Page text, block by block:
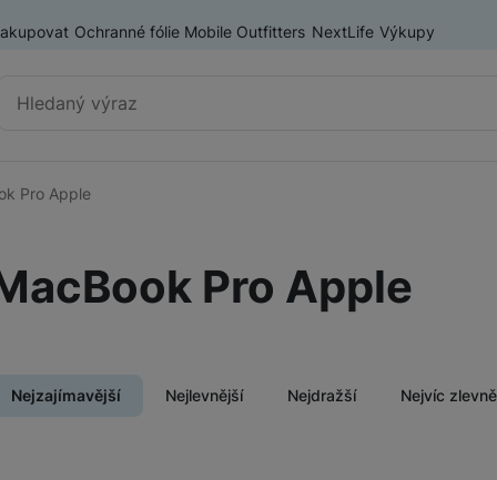
Ochranné fólie Mobile Outfitters NextLife Výkupy
Vyhledávání
Pro Apple
Pro Apple
Nejzajímavější Nejlevnější Nejdražší Nejvíc